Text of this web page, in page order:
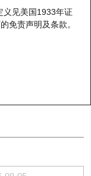
义见美国1933年证
免责声明及条款。